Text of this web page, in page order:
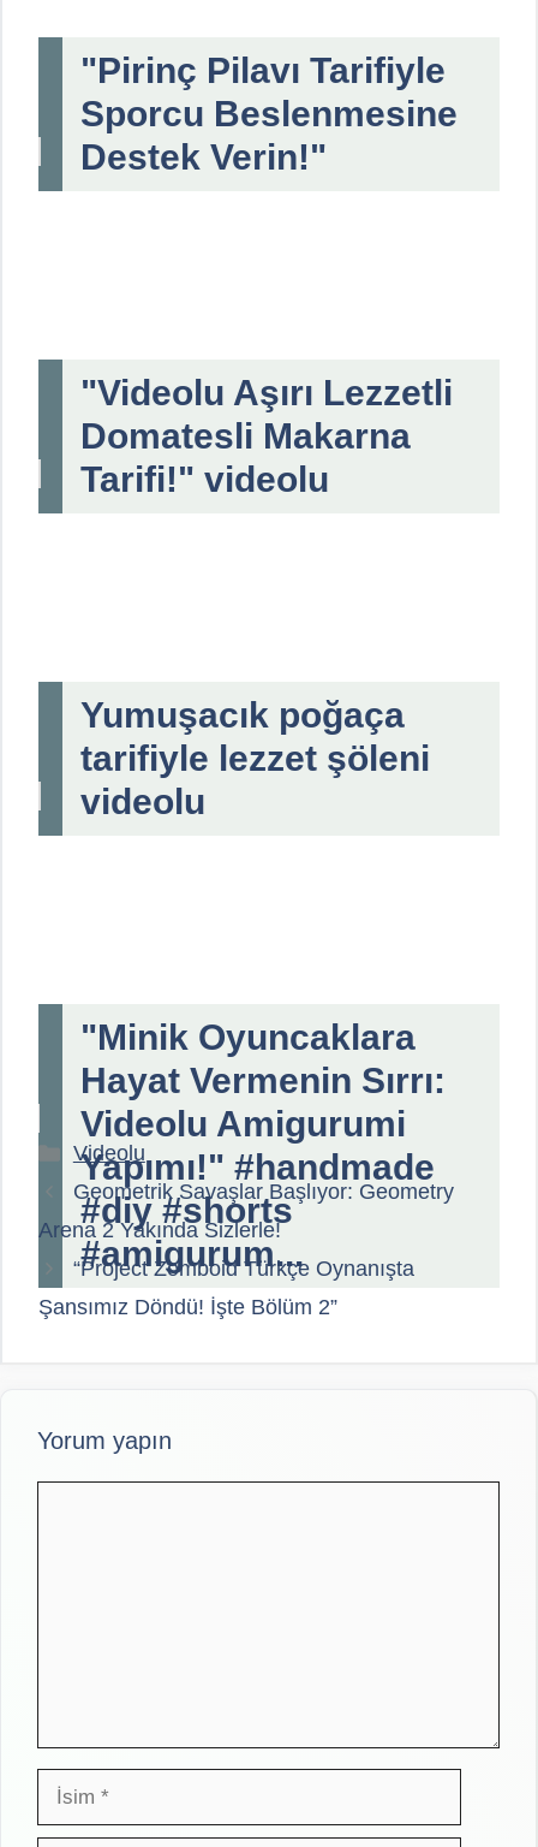
"Pirinç Pilavı Tarifiyle
Sporcu Beslenmesine
Destek Verin!"
"Videolu Aşırı Lezzetli
Domatesli Makarna
Tarifi!" videolu
Yumuşacık poğaça
tarifiyle lezzet şöleni
videolu
"Minik Oyuncaklara
Hayat Vermenin Sırrı:
Videolu Amigurumi
Yapımı!" #handmade
#diy #shorts
#amigurum...
Kategoriler
Videolu
Geometrik Savaşlar Başlıyor: Geometry
Arena 2 Yakında Sizlerle!
“Project Zomboid Türkçe Oynanışta
Şansımız Döndü! İşte Bölüm 2”
Yorum yapın
İsim